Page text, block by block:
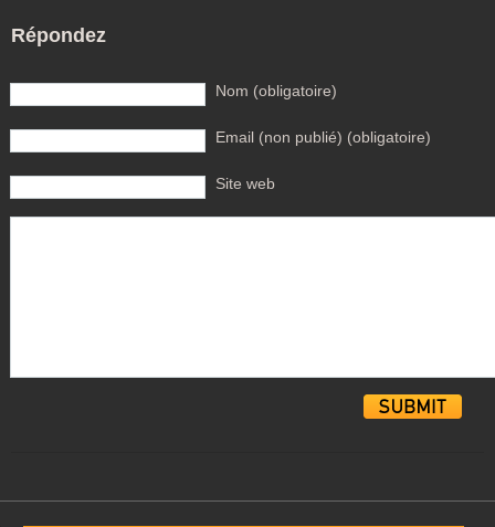
Répondez
Nom (obligatoire)
Email (non publié) (obligatoire)
Site web